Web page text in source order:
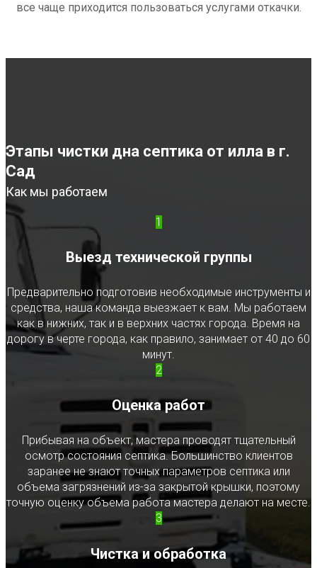
все чаще приходится пользоваться услугами откачки.
Этапы чистки дна септика от илла в г.
Сад
Как мы работаем
1
Выезд технической группы
Предварительно подготовив необходимые инструменты и
средства, наша команда выезжает к вам. Мы работаем
как в нижних, так и в верхних частях города. Время на
дорогу в черте города, как правило, занимает от 40 до 60
минут.
2
Оценка работ
Прибывая на объект, мастера проводят тщательный
осмотр состояния септика. Большинство клиентов
заранее не знают точных параметров септика или
объема загрязнений из-за закрытой крышки, поэтому
точную оценку объема работа мастера делают на месте.
3
Чистка и обработка